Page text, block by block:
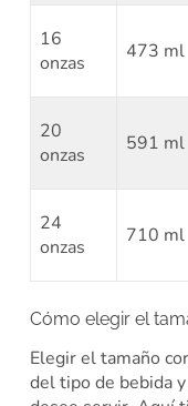
16
onzas
473 ml
20
onzas
591 ml
24
onzas
710 ml
Cómo elegir el
Elegir el tamaño
del tipo de bebida